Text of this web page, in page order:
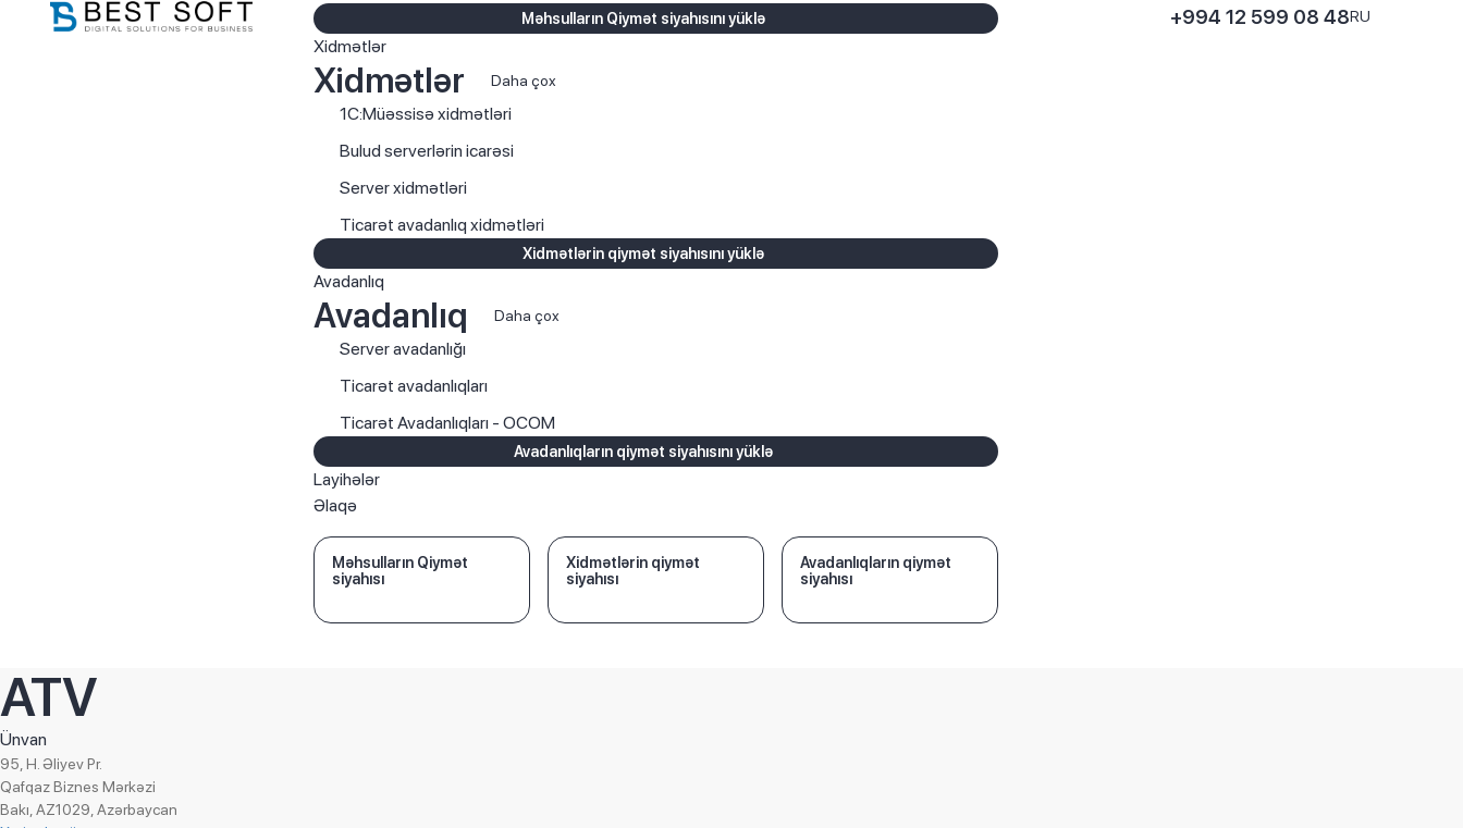
Məhsulların Qiymət siyahısını yüklə
Xidmətlər
Xidmətlər Daha çox
1C:Müəssisə xidmətləri
Bulud serverlərin icarəsi
Server xidmətləri
Ticarət avadanlıq xidmətləri
Xidmətlərin qiymət siyahısını yüklə
Avadanlıq
Avadanlıq Daha çox
Server avadanlığı
Ticarət avadanlıqları
Ticarət Avadanlıqları - OCOM
Avadanlıqların qiymət siyahısını yüklə
Layihələr
Əlaqə
Məhsulların Qiymət
siyahısı
Xidmətlərin qiymət
siyahısı
Avadanlıqların qiymət
siyahısı
+994 12 599 08 48RU
ATV
Ünvan
95, H. Əliyev Pr.
Qafqaz Biznes Mərkəzi
Bakı, AZ1029, Azərbaycan